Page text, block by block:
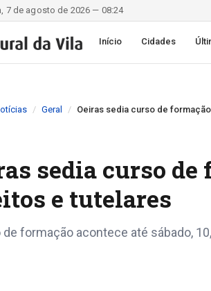
7 de agosto de 2026 — 08:24
Início Cidades
Geral Oeiras sedia curso de
sedia curso
e tutelares
de formação acontece até sábado,